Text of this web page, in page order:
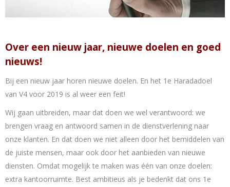
Over een nieuw jaar, nieuwe doelen en goed
nieuws!
Bij een nieuw jaar horen nieuwe doelen. En het 1e Haradadoel
van V4 voor 2019 is al weer een feit!
Wij gaan uitbreiden, maar dat doen we wel verantwoord: we
brengen vraag en antwoord samen in de dienstverlening naar
onze klanten. En dat doen we niet alleen door het bemiddelen van
de juiste mensen, maar ook door het aanbieden van nieuwe
diensten. Omdat mogelijk te maken was één van onze doelen:
extra kantoorruimte. Best ambitieus als je bedenkt dat ons 1e